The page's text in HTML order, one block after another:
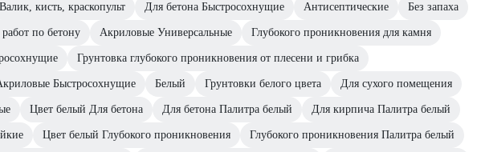
Валик, кисть, краскопульт Для бетона Быстросохнущие Антисептические Без запаха
по бетону Акриловые Универсальные Глубокого проникновения для камня
Грунтовка глубокого проникновения от плесени и грибка
Быстросохнущие Белый Грунтовки белого цвета Для сухого помещения
Цвет белый Для бетона Для бетона Палитра белый Для кирпича Палитра белый
Цвет белый Глубокого проникновения Глубокого проникновения Палитра белый